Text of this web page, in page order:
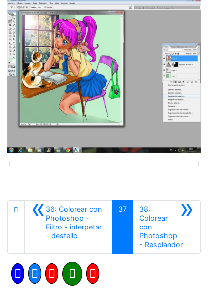
«36: Colorear con
Photoshop -
Filtro - interpetar
- destello
37 »
38:
Colorear
con
Photoshop
- ResplandorSiguiente